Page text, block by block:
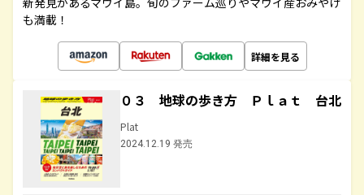
も満載！
詳細を見る
０３ 地球の歩き方 Ｐｌａｔ 台北
Plat
2024.12.19 発売